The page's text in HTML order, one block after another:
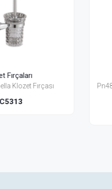
Fırçaları
Klozet Fırçası (Seramik